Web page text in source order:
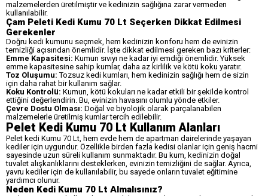
malzemelerden üretilmiştir ve kedinizin sağlığına zarar vermeden
kullanılabilir.
Çam Peleti Kedi Kumu 70 Lt Seçerken Dikkat Edilmesi
Gerekenler
Doğru kedi kumunu seçmek, hem kedinizin konforu hem de evinizin
temizliği açısından önemlidir. İşte dikkat edilmesi gereken bazı kriterler:
Emme Kapasitesi: Kumun sıvıyı ne kadar iyi emdiği önemlidir. Yüksek
emme kapasitesine sahip kumlar, daha az kirlilik ve kötü koku yaratır.
Toz Oluşumu: Tozsuz kedi kumları, hem kedinizin sağlığı hem de sizin
için daha rahat bir kullanım sağlar.
Koku Kontrolü: Kumun, kötü kokuları ne kadar etkili bir şekilde kontrol
ettiğini değerlendirin. Bu, evinizin havasını olumlu yönde etkiler.
Çevre Dostu Olması: Doğal ve biyolojik olarak parçalanabilen
malzemelerle üretilmiş kumlar tercih edilebilir.
Pelet Kedi Kumu 70 Lt Kullanım Alanları
Pelet kedi Kumu 70 Lt, hem evde hem de apartman dairelerinde yaşayan
kediler için uygundur. Özellikle birden fazla kedisi olanlar için geniş hacmi
sayesinde uzun süreli kullanım sunmaktadır. Bu kum, kedinizin doğal
tuvalet alışkanlıklarını desteklerken, evinizin temizliğini de sağlar. Ayrıca,
yavru kediler için de kullanılabilir, bu sayede onların tuvalet eğitimine
yardımcı olunur.
Neden Kedi Kumu 70 Lt Almalısınız?